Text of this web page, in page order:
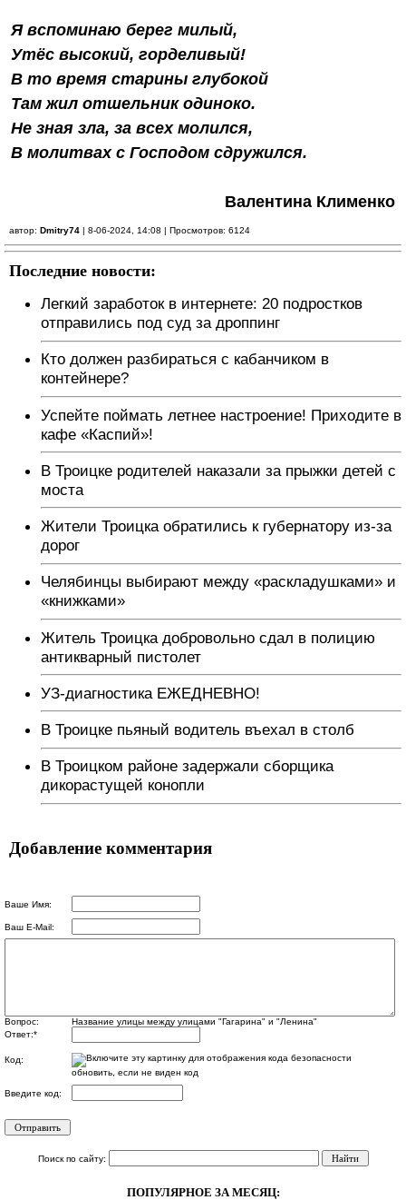
Я вспоминаю берег милый,
Утёс высокий, горделивый!
В то время старины глубокой
Там жил отшельник одиноко.
Не зная зла, за всех молился,
В молитвах с Господом сдружился.
Валентина Клименко
автор: Dmitry74 | 8-06-2024, 14:08 | Просмотров: 6124
Последние новости:
Легкий заработок в интернете: 20 подростков
отправились под суд за дроппинг
Кто должен разбираться с кабанчиком в
контейнере?
Успейте поймать летнее настроение! Приходите в
кафе «Каспий»!
В Троицке родителей наказали за прыжки детей с
моста
Жители Троицка обратились к губернатору из-за
дорог
Челябинцы выбирают между «раскладушками» и
«книжками»
Житель Троицка добровольно сдал в полицию
антикварный пистолет
УЗ-диагностика ЕЖЕДНЕВНО!
В Троицке пьяный водитель въехал в столб
В Троицком районе задержали сборщика
дикорастущей конопли
Добавление комментария
Ваше Имя:
Ваш E-Mail:
Вопрос:
Название улицы между улицами "Гагарина" и "Ленина"
Ответ:*
Код:
обновить, если не виден код
Введите код:
Поиск по сайту:
ПОПУЛЯРНОЕ ЗА МЕСЯЦ: